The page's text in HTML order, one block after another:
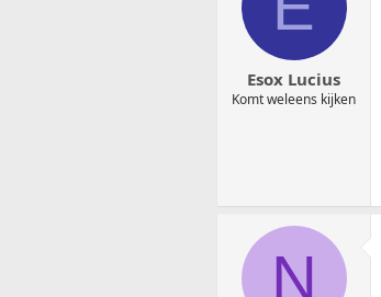
Esox Lucius
Komt weleens kijken
N